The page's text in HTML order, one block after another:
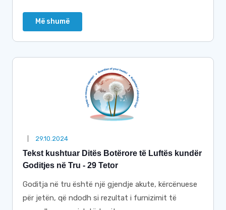
Më shumë
29.10.2024
Tekst kushtuar Ditës Botërore të Luftës kundër
Goditjes në Tru - 29 Tetor
Goditja në tru është një gjendje akute, kërcënuese
për jetën, që ndodh si rezultat i furnizimit të